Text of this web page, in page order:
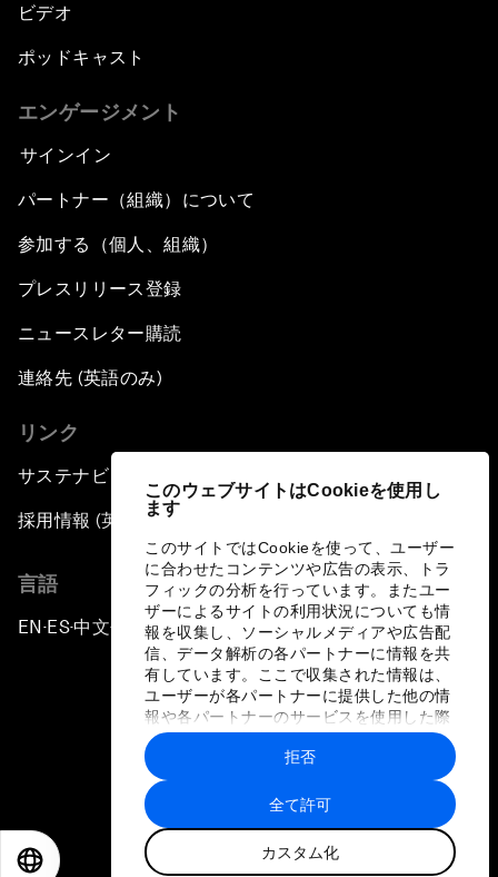
このウェブサイトはCookieを使用し
ます
このサイトではCookieを使って、ユーザー
に合わせたコンテンツや広告の表示、トラ
フィックの分析を行っています。またユー
ザーによるサイトの利用状況についても情
報を収集し、ソーシャルメディアや広告配
信、データ解析の各パートナーに情報を共
有しています。ここで収集された情報は、
ユーザーが各パートナーに提供した他の情
報や各パートナーのサービスを使用した際
に収集された情報と組み合わされ、各パー
トナーによって使用されることがありま
す。
全て許可
カスタム化
拒否
ビデオ
ポッドキャスト
エンゲージメント
サインイン
パートナー（組織）について
参加する（個人、組織）
プレスリリース登録
ニュースレター購読
連絡先 (英語のみ)
リンク
サステナビリティへの取り組み
採用情報 (英語のみ)
言語
EN ▪ES▪中文▪ 日本語
プライバシーポリシーと利用規約
サイトマップ
©
世界経済フォーラム